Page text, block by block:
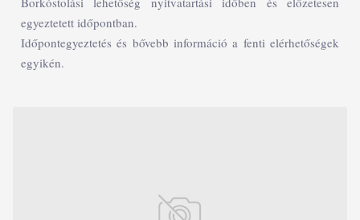
egyeztetett időpontban.
Időpontegyeztetés és bővebb információ a fenti elérhetőségek
egyikén.